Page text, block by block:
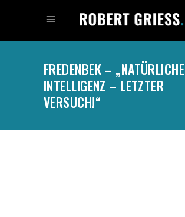
FREDENBEK – „NATÜRLICHE
INTELLIGENZ – LETZTER
VERSUCH!“